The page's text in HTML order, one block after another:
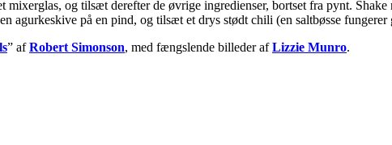
mixerglas, og tilsæt derefter de øvrige ingredienser, bortset fra pynt.
agurkeskive på en pind, og tilsæt et drys stødt chili (en saltbøsse fungerer
” afRobert Simonson, med fængslende billeder afLizzie Munro.